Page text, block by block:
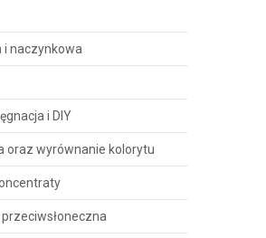
i naczynkowa
i DIY
oraz wyrównanie kolorytu